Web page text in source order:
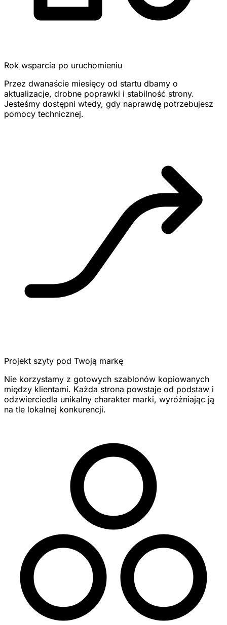
Rok wsparcia po uruchomieniu
Przez dwanaście miesięcy od startu dbamy o
aktualizacje, drobne poprawki i stabilność strony.
Jesteśmy dostępni wtedy, gdy naprawdę potrzebujesz
pomocy technicznej.
Projekt szyty pod Twoją markę
Nie korzystamy z gotowych szablonów kopiowanych
między klientami. Każda strona powstaje od podstaw i
odzwierciedla unikalny charakter marki, wyróżniając ją
na tle lokalnej konkurencji.